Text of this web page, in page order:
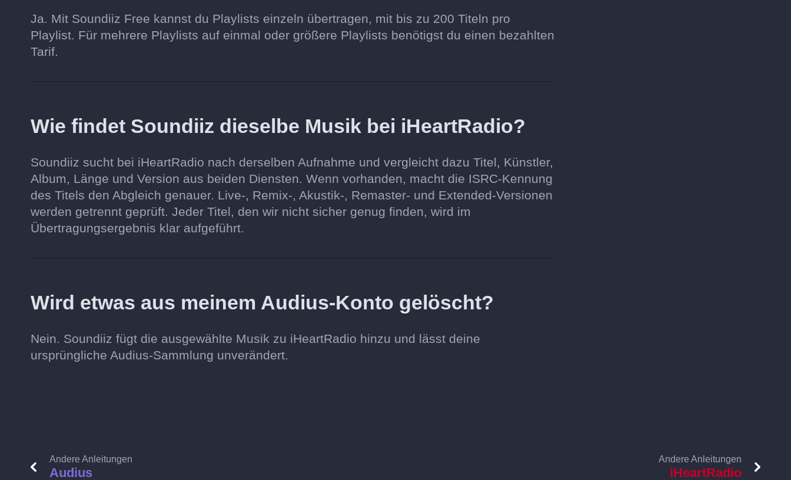
Ja. Mit Soundiiz Free kannst du Playlists einzeln übertragen, mit bis zu 200 Titeln pro
Playlist. Für mehrere Playlists auf einmal oder größere Playlists benötigst du einen bezahlten
Tarif.
Wie findet Soundiiz dieselbe Musik bei iHeartRadio?
Soundiiz sucht bei iHeartRadio nach derselben Aufnahme und vergleicht dazu Titel, Künstler,
Album, Länge und Version aus beiden Diensten. Wenn vorhanden, macht die ISRC-Kennung
des Titels den Abgleich genauer. Live-, Remix-, Akustik-, Remaster- und Extended-Versionen
werden getrennt geprüft. Jeder Titel, den wir nicht sicher genug finden, wird im
Übertragungsergebnis klar aufgeführt.
Wird etwas aus meinem Audius-Konto gelöscht?
Nein. Soundiiz fügt die ausgewählte Musik zu iHeartRadio hinzu und lässt deine
ursprüngliche Audius-Sammlung unverändert.
Andere Anleitungen
Audius
Andere Anleitungen
iHeartRadio